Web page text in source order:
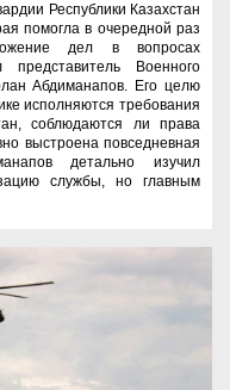
Республики Казахстан
помогла в очередной раз
дел в вопросах
представитель Военного
Абдиманапов. Его целю
исполняются требования
соблюдаются ли права
выстроена повседневная
детально изучил
службы, но главным